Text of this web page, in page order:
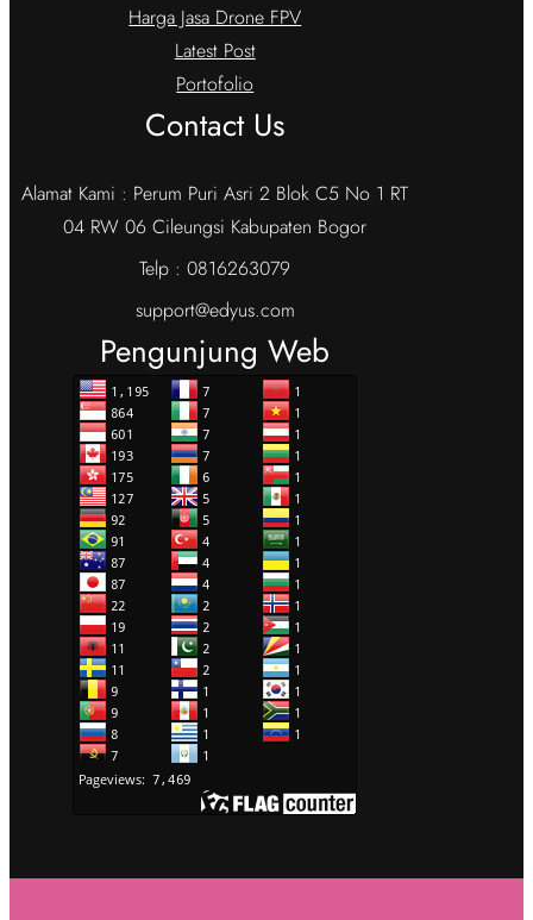
Harga Jasa Drone FPV
Latest Post
Portofolio
Contact Us
Alamat Kami : Perum Puri Asri 2 Blok C5 No 1 RT
04 RW 06 Cileungsi Kabupaten Bogor
Telp : 0816263079
support@edyus.com
Pengunjung Web